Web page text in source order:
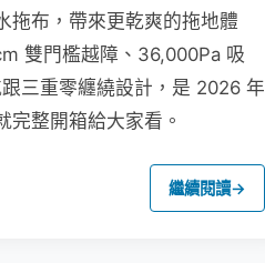
拖布，帶來更乾爽的拖地體
雙門檻越障、36,000Pa 吸
三重零纏繞設計，是 2026 年
完整開箱給大家看。
繼續閱讀→